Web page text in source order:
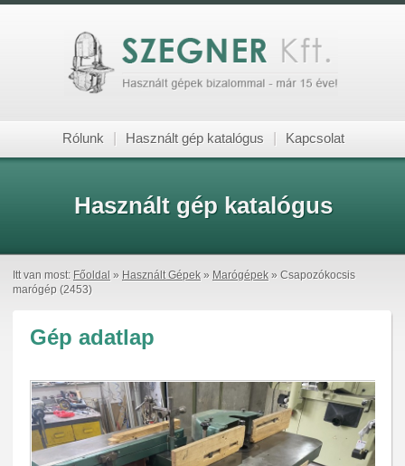
Rólunk Használt gép katalógus Kapcsolat
Használt gép katalógus
Itt van most: Főoldal » Használt Gépek » Marógépek » Csapozókocsis
marógép (2453)
Gép adatlap